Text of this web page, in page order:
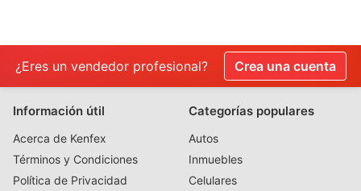
¿Eres un vendedor profesional? Crea una cuenta
Información útil
Acerca de Kenfex
Términos y Condiciones
Política de Privacidad
Categorías populares
Autos
Inmuebles
Celulares